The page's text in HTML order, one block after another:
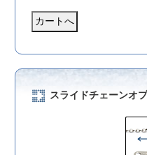
スライドチェーンオ